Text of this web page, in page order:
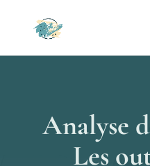
Analyse
Les